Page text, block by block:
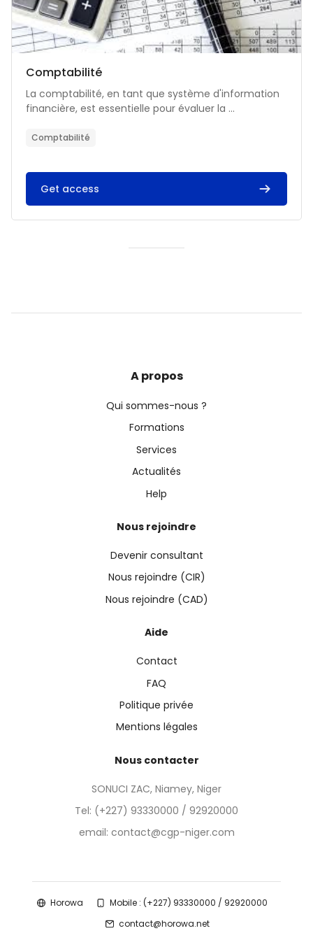
Catégorie de cours
Nom du cours
Comptabilité
Résumé du cours :
La comptabilité, en tant que système d'information
financière, est essentielle pour évaluer la ...
Comptabilité
Get access
A propos
Qui sommes-nous ?
Formations
Services
Actualités
Help
Nous rejoindre
Devenir consultant
Nous rejoindre (CIR)
Nous rejoindre (CAD)
Aide
Contact
FAQ
Politique privée
Mentions légales
Nous contacter
SONUCI ZAC, Niamey, Niger
Tel: (+227) 93330000 / 92920000
email: contact@cgp-niger.com
Horowa
Mobile : (+227) 93330000 / 92920000
contact@horowa.net